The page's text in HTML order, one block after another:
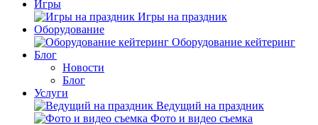
Игры
Игры на праздник
Оборудование
Оборудование кейтеринг
Блог
Новости
Блог
Услуги
Ведущий на праздник
Фото и видео съемка